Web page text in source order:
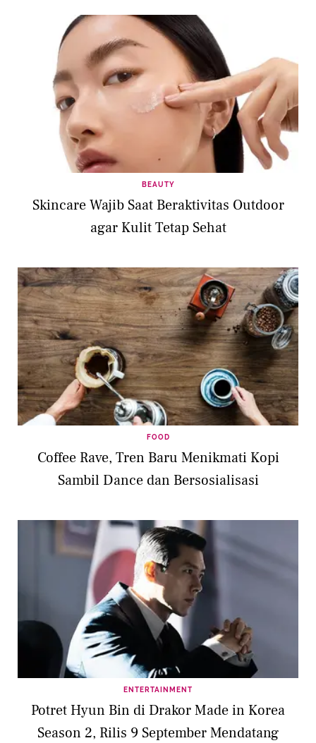
BEAUTY
Skincare Wajib Saat Beraktivitas Outdoor
agar Kulit Tetap Sehat
FOOD
Coffee Rave, Tren Baru Menikmati Kopi
Sambil Dance dan Bersosialisasi
ENTERTAINMENT
Potret Hyun Bin di Drakor Made in Korea
Season 2, Rilis 9 September Mendatang